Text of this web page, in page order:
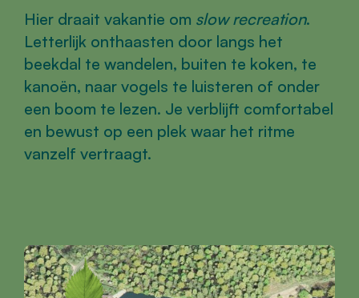
Hier draait vakantie om slow recreation.
Letterlijk onthaasten door langs het
beekdal te wandelen, buiten te koken, te
kanoën, naar vogels te luisteren of onder
een boom te lezen. Je verblijft comfortabel
en bewust op een plek waar het ritme
vanzelf vertraagt.